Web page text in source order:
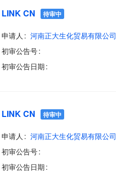
LINK CN 待审中
申请人 河南正大生化贸易有限公司
初审公告号
初审公告日期
LINK CN 待审中
申请人 河南正大生化贸易有限公司
初审公告号
初审公告日期